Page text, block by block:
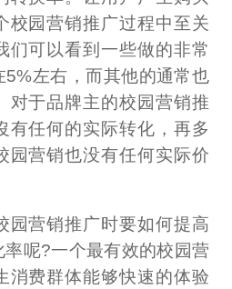
校园营销推广过程中至关
们可以看到一些做的非常
左右，而其他的通常也
对于品牌主的校园营销推
有任何的实际转化，再多
园营销也没有任何实际价
园营销推广时要如何提高
呢?一个最有效的校园营
消费群体能够快速的体验